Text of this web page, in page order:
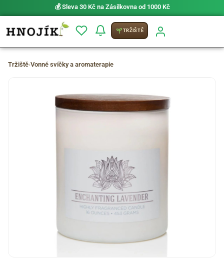
💰 Sleva 30 Kč na Zásilkovna od 1000 Kč
TRŽIŠTĚ
Tržiště›Vonné svíčky a aromaterapie